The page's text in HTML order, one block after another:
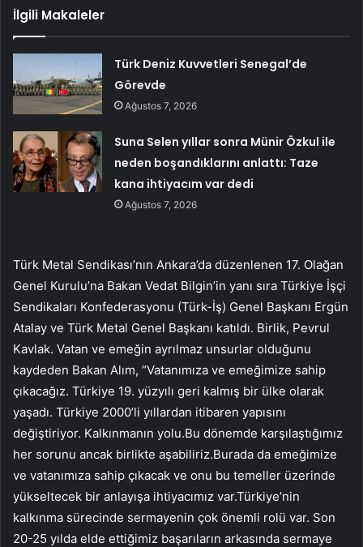
İlgili Makaleler
Türk Deniz Kuvvetleri Senegal’de
Görevde
Ağustos 7, 2026
Suna Selen yıllar sonra Münir Özkul ile
neden boşandıklarını anlattı: Taze
kana ihtiyacım var dedi
Ağustos 7, 2026
Türk Metal Sendikası’nın Ankara’da düzenlenen 17. Olağan
Genel Kurulu’na Bakan Vedat Bilgin’in yanı sıra Türkiye İşçi
Sendikaları Konfederasyonu (Türk-İş) Genel Başkanı Ergün
Atalay ve Türk Metal Genel Başkanı katıldı. Birlik, Pevrul
Kavlak. Vatan ve emeğin ayrılmaz unsurlar olduğunu
kaydeden Bakan Alım, “Vatanımıza ve emeğimize sahip
çıkacağız. Türkiye 19. yüzyılı geri kalmış bir ülke olarak
yaşadı. Türkiye 2000’li yıllardan itibaren yapısını
değiştiriyor. Kalkınmanın yolu.Bu dönemde karşılaştığımız
her sorunu ancak birlikte aşabiliriz.Burada da emeğimize
ve vatanımıza sahip çıkacak ve onu bu temeller üzerinde
yükseltecek bir anlayışa ihtiyacımız var.Türkiye’nin
kalkınma sürecinde sermayenin çok önemli rolü var. Son
20-25 yılda elde ettiğimiz başarıların arkasında sermaye